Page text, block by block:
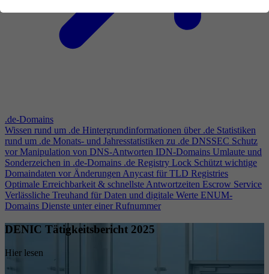
.de-Domains
Wissen rund um .de Hintergrundinformationen über .de Statistiken
rund um .de Monats- und Jahresstatistiken zu .de DNSSEC Schutz
vor Manipulation von DNS-Antworten IDN-Domains Umlaute und
Sonderzeichen in .de-Domains .de Registry Lock Schützt wichtige
Domaindaten vor ÄnderungenAnycast für TLD Registries
Optimale Erreichbarkeit & schnellste Antwortzeiten Escrow Service
Verlässliche Treuhand für Daten und digitale Werte ENUM-
Domains Dienste unter einer Rufnummer
DENIC Tätigkeitsbericht 2025
Hier lesen